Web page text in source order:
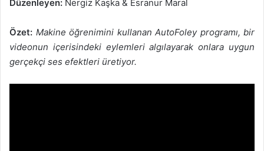
Düzenleyen: Nergiz Kaşka & Esranur Maral
Özet: Makine öğrenimini kullanan AutoFoley programı, bir
videonun içerisindeki eylemleri algılayarak onlara uygun
gerçekçi ses efektleri üretiyor.